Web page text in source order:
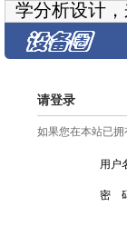
学分析设计
请登录
如果您在本站已
用户
密